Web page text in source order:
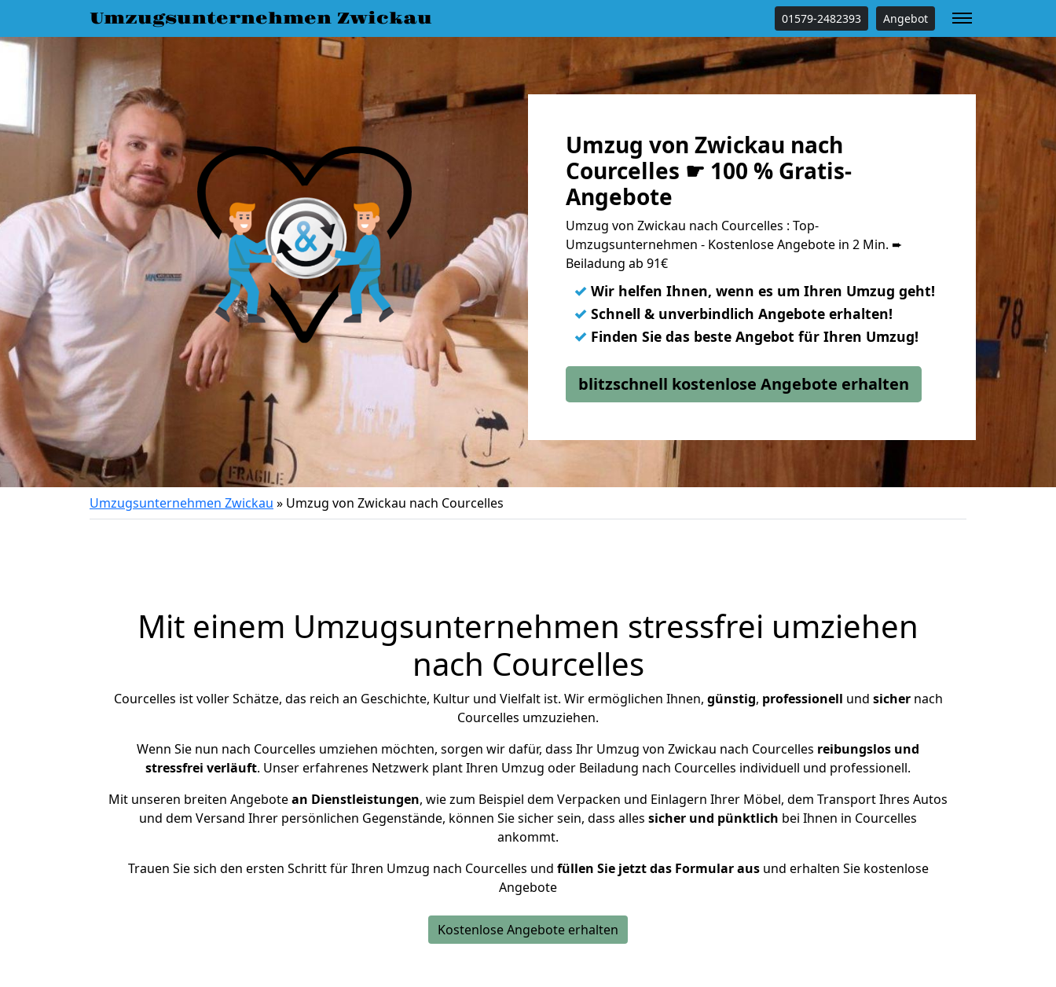
Umzugsunternehmen Zwickau 01579-2482393 Angebot
Umzug von Zwickau nach
Courcelles ☛ 100 % Gratis-
Angebote
Umzug von Zwickau nach Courcelles : Top-
Umzugsunternehmen - Kostenlose Angebote in 2 Min. ➨
Beiladung ab 91€
✓ Wir helfen Ihnen, wenn es um Ihren Umzug geht!
✓ Schnell & unverbindlich Angebote erhalten!
✓ Finden Sie das beste Angebot für Ihren Umzug!
blitzschnell kostenlose Angebote erhalten
Umzugsunternehmen Zwickau » Umzug von Zwickau nach Courcelles
Mit einem Umzugsunternehmen stressfrei umziehen
nach Courcelles
Courcelles ist voller Schätze, das reich an Geschichte, Kultur und Vielfalt ist. Wir ermöglichen Ihnen, günstig, professionell und sichernach
Courcelles umzuziehen.
Wenn Sie nun nach Courcelles umziehen möchten, sorgen wir dafür, dass Ihr Umzug von Zwickau nach Courcelles reibungslos und
stressfrei verläuft. Unser erfahrenes Netzwerk plant Ihren Umzug oder Beiladung nach Courcelles individuell und professionell.
Mit unseren breiten Angebotean Dienstleistungen, wie zum Beispiel dem Verpacken und Einlagern Ihrer Möbel, dem Transport Ihres Autos
und dem Versand Ihrer persönlichen Gegenstände, können Sie sicher sein, dass alles sicher und pünktlich bei Ihnen in Courcelles
ankommt.
Trauen Sie sich den ersten Schritt für Ihren Umzug nach Courcelles und füllen Sie jetzt das Formular ausund erhalten Sie kostenlose
Angebote
Kostenlose Angebote erhalten